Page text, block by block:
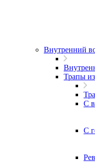
Внутренний
Трапы
С
С